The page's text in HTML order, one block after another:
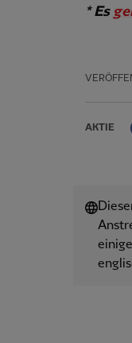
* Es
AKTIE